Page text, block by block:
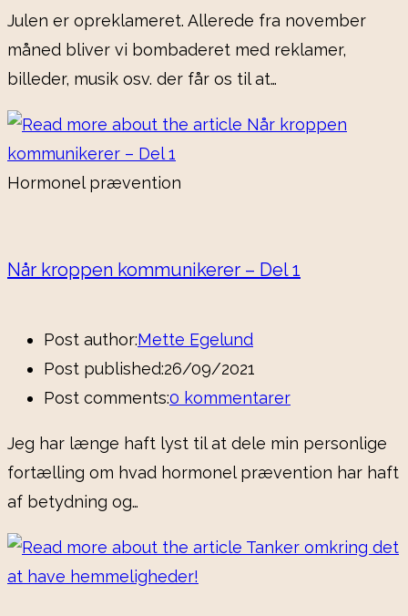
Julen er opreklameret. Allerede fra november
måned bliver vi bombaderet med reklamer,
billeder, musik osv. der får os til at…
Hormonel prævention
Når kroppen kommunikerer – Del 1
Post author:Mette Egelund
Post published:26/09/2021
Post comments:0 kommentarer
Jeg har længe haft lyst til at dele min personlige
fortælling om hvad hormonel prævention har haft
af betydning og…